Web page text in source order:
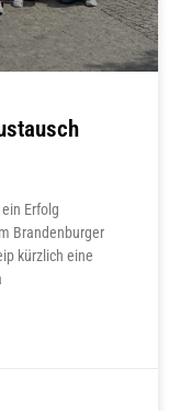
Erfolg
Brandenburger
kürzlich eine